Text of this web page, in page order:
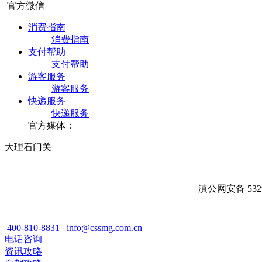
官方微信
消费指南
消费指南
支付帮助
支付帮助
游客服务
游客服务
快递服务
快递服务
官方媒体：
大理石门关
滇公网安备
400-810-8831
info@cssmg.com.cn
电话咨询
资讯攻略